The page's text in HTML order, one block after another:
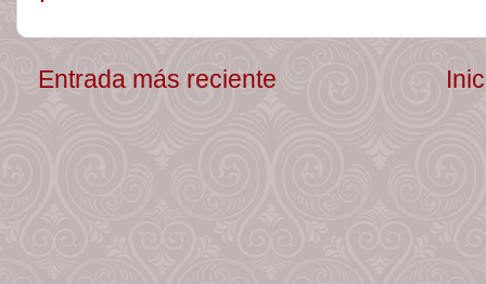
Entrada más reciente